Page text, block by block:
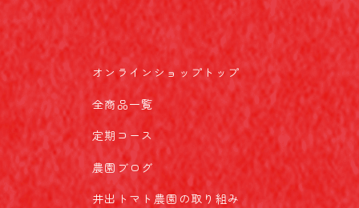
オンラインショップトップ
全商品一覧
定期コース
農園ブログ
井出トマト農園の取り組み